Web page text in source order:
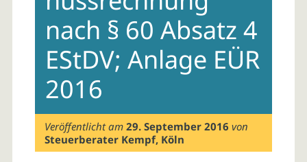
nach § 60 Absatz 4
EStDV; Anlage EÜR
2016
Veröffentlicht am29. September 2016 von
Steuerberater Kempf, Köln